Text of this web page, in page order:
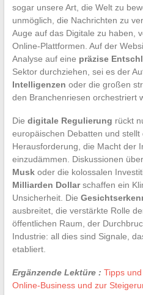
sogar unsere Art, die Welt zu
unmöglich, die Nachrichten zu
Auge auf das Digitale zu haben,
Online-Plattformen. Auf der
Analyse auf eine präzise
Sektor durchziehen, sei es der
Intelligenzen oder die großen
den Branchenriesen orchestriert
Die digitale Regulierung rückt
europäischen Debatten und
Herausforderung, die Macht der
einzudämmen. Diskussionen
Muskoder die kolossalen
Milliarden Dollarschaffen ein
Unsicherheit. Die
ausbreitet, die verstärkte Rolle
öffentlichen Raum, der
Industrie: all dies sind Signale,
etabliert.
Ergänzende Lektüre : Tipps
Online-Business und zur